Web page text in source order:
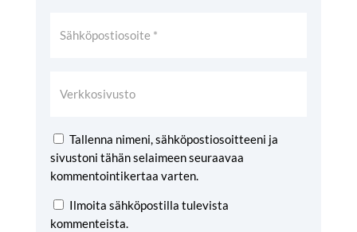
Tallenna nimeni, sähköpostiosoitteeni ja
sivustoni tähän selaimeen seuraavaa
kommentointikertaa varten.
Ilmoita sähköpostilla tulevista
kommenteista.